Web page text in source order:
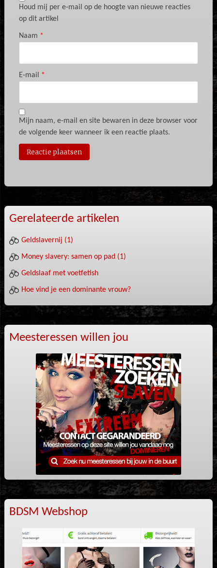
Houd mij per e-mail op de hoogte van nieuwe reacties
op dit artikel
Naam *
E-mail *
Mijn naam, e-mail en site bewaren in deze browser voor
de volgende keer wanneer ik een reactie plaats.
Gerelateerde artikelen
Geldslavernij (1)
Money slavery: samen op pad (1)
Geldslaaf met voetfetish
Hoe vind je een dominante vrouw?
Meesteressen willen jou
BDSM Webshop